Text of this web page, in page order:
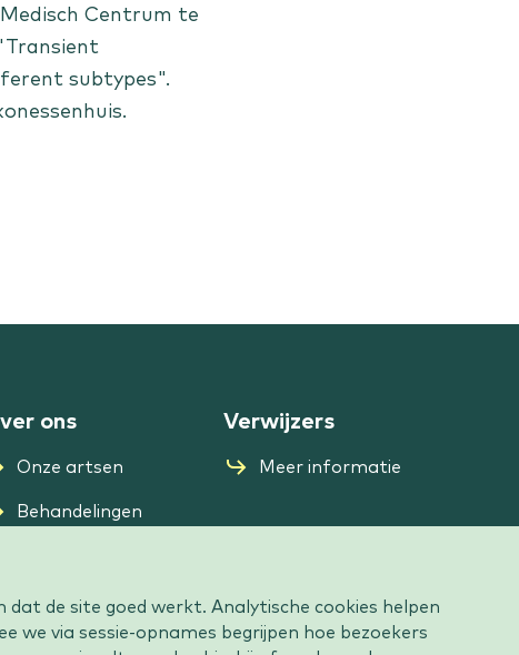
dat de site goed werkt. Analytische cookies helpen
via sessie-opnames begrijpen hoe bezoekers
Centrum te
subtypes".
ons
Onze artsen
Behandelingen
Over Diak Clinic
Verwijzers
Meer informatie